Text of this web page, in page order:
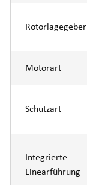
Rotorlagegeber
Motorart
Schutzart
Integrierte
Linearführung